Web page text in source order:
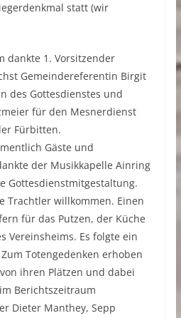
statt (wir
dankte 1. Vorsitzender
Gemeindereferentin Birgit
des Gottesdienstes und
für den Mesnerdienst
Fürbitten.
Gäste und
der Musikkapelle Ainring
Gottesdienstmitgestaltung.
Trachtler willkommen. Einen
für das Putzen, der Küche
Vereinsheims. Es folgte ein
Totengedenken erhoben
ihren Plätzen und dabei
Berichtszeitraum
Dieter Manthey, Sepp